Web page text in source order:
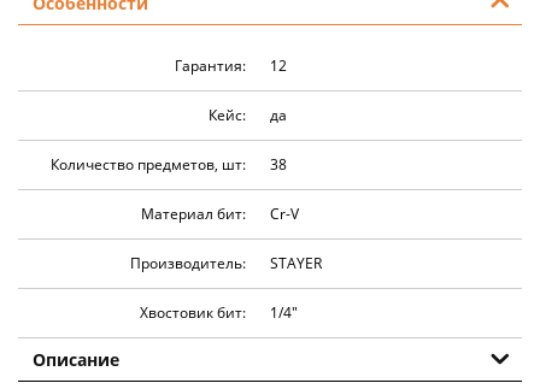
Гарантия: 12
Кейс: да
Количество предметов, шт: 38
Материал бит: Cr-V
Производитель: STAYER
Хвостовик бит: 1/4″
Описание